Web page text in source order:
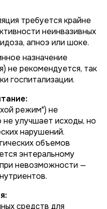
требуется крайне
неинвазивных
апноэ или шоке.
назначение
не рекомендуется, так
госпитализации.
режим") не
не улучшает исходы, но
нарушений.
объемов
энтеральному
невозможности —
средств для